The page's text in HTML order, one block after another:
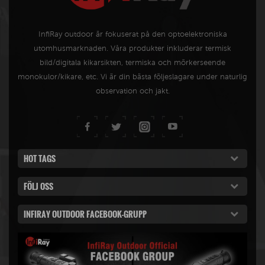
InfiRay outdoor är fokuserat på den optoelektroniska
utomhusmarknaden. Våra produkter inkluderar termisk
bild/digitala kikarsikten, termiska och mörkerseende
monokulor/kikare, etc. Vi är din bästa följeslagare under naturlig
observation och jakt.
HOT TAGS
FÖLJ OSS
INFIRAY OUTDOOR FACEBOOK-GRUPP